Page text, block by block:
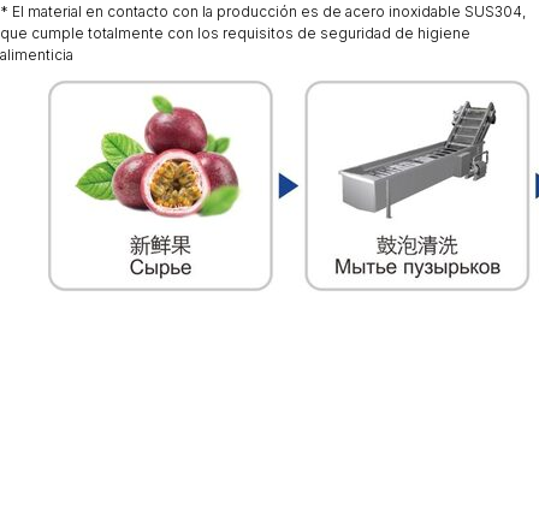
* El material en contacto con la producción es de acero inoxidable SUS304,
que cumple totalmente con los requisitos de seguridad de higiene
alimenticia